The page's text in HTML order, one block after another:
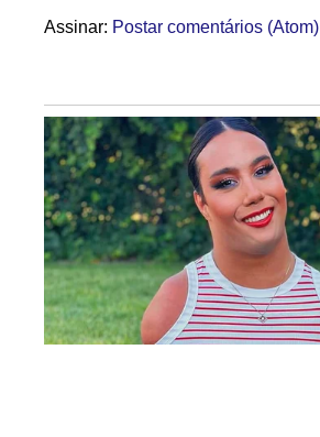
Assinar: Postar comentários (Atom)